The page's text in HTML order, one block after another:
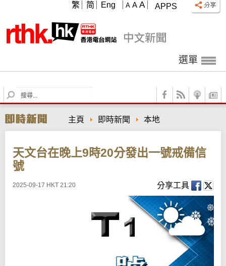
APPS
A A A
繁 简 Eng
選單
S
e
r
c
主頁 即時新聞 本地
天文台在晚上9時20分發出一號戒備信
號
2025-09-17 HKT 21:20 分享工具